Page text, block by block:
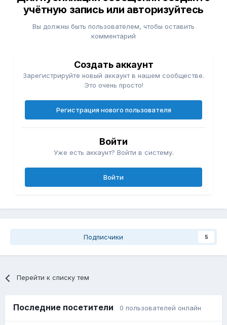
учётную запись или авторизуйтесь
Вы должны быть пользователем, чтобы оставить
комментарий
Создать аккаунт
Зарегистрируйте новый аккаунт в нашем сообществе.
Это очень просто!
Регистрация нового пользователя
Войти
Уже есть аккаунт? Войти в систему.
Войти
Подписчики 5
Перейти к списку тем
Последние посетители 0 пользователей онлайн